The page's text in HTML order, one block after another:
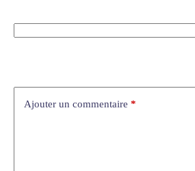
Nom*
Site web
CAPTCHA